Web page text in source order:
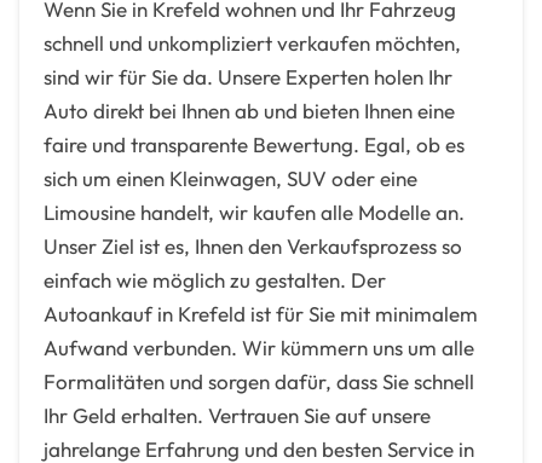
Wenn Sie in Krefeld wohnen und Ihr Fahrzeug
schnell und unkompliziert verkaufen möchten,
sind wir für Sie da. Unsere Experten holen Ihr
Auto direkt bei Ihnen ab und bieten Ihnen eine
faire und transparente Bewertung. Egal, ob es
sich um einen Kleinwagen, SUV oder eine
Limousine handelt, wir kaufen alle Modelle an.
Unser Ziel ist es, Ihnen den Verkaufsprozess so
einfach wie möglich zu gestalten. Der
Autoankauf in Krefeld ist für Sie mit minimalem
Aufwand verbunden. Wir kümmern uns um alle
Formalitäten und sorgen dafür, dass Sie schnell
Ihr Geld erhalten. Vertrauen Sie auf unsere
jahrelange Erfahrung und den besten Service in